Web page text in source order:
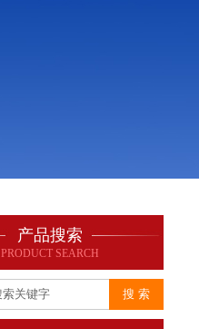
产品搜索
PRODUCT SEARCH